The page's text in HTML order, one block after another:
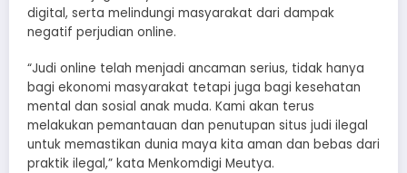
digital, serta melindungi masyarakat dari dampak
negatif perjudian online.
“Judi online telah menjadi ancaman serius, tidak hanya
bagi ekonomi masyarakat tetapi juga bagi kesehatan
mental dan sosial anak muda. Kami akan terus
melakukan pemantauan dan penutupan situs judi ilegal
untuk memastikan dunia maya kita aman dan bebas dari
praktik ilegal,” kata Menkomdigi Meutya.